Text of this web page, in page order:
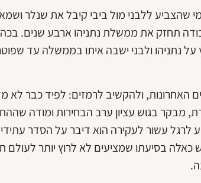
זה כבר לא המקרה, להפך. ב-2009 מי שהצביע ללבני מול ביבי קיבל
תחזק את ממשלת נתניהו ארבע שנים.
על נתניהו ולבני ישבה איתו בממשלה עד
האחרונות, ולהקשיב לרמזים: לפיד כבר לא
מבקר בגוש עציון ערב הבחירות ומודה
לרגל עשור לעקירה הוא דיבר על הסדר
כאלה בסיעתו שמציעים לא לרוץ יותר